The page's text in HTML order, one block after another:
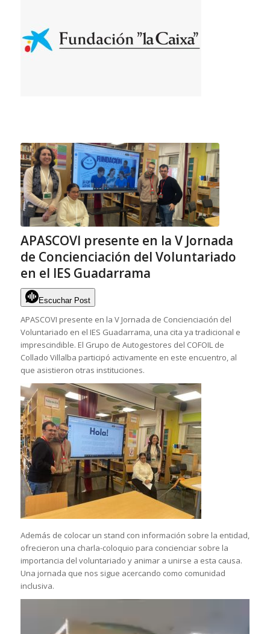
APASCOVI presente en la V Jornada
de Concienciación del Voluntariado
en el IES Guadarrama
Escuchar Post
APASCOVI presente en la V Jornada de Concienciación del
Voluntariado en el IES Guadarrama, una cita ya tradicional e
imprescindible. El Grupo de Autogestores del COFOIL de
Collado Villalba participó activamente en este encuentro, al
que asistieron otras instituciones.
Además de colocar un stand con información sobre la entidad,
ofrecieron una charla-coloquio para concienciar sobre la
importancia del voluntariado y animar a unirse a esta causa.
Una jornada que nos sigue acercando como comunidad
inclusiva.